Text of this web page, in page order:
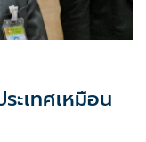
เทศเหมือน